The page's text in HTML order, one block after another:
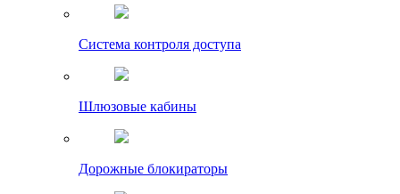
Система контроля доступа
Шлюзовые кабины
Дорожные блокираторы